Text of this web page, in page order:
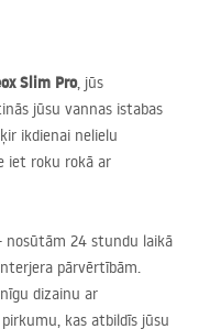
Slim Pro, jūs
jūsu vannas istabas
ikdienai nelielu
iet roku rokā ar
nosūtām 24 stundu laikā
pārvērtībām.
dizainu ar
kas atbildīs jūsu